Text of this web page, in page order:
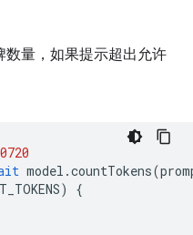
数量，如果提示超出允许
model .countTokens(
)
{